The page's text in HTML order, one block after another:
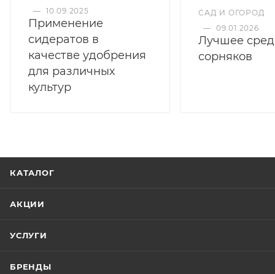
— 10.09.2025
Применение
сидератов в
качестве удобрения
для различных
культур
САД И ОГОРОД
— 09.01.2026
Лучшее
сорняков
КАТАЛОГ
АКЦИИ
УСЛУГИ
БРЕНДЫ